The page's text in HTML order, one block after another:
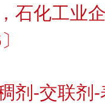
石化工业
剂-交联剂